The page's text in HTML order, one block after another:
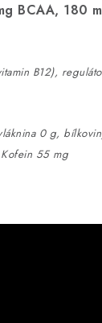
BCAA, 180
B12),
0 g,
55 mg